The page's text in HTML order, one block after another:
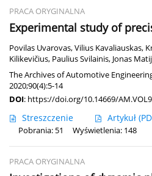
PRACA ORYGINALNA
Experimental study of
Povilas Uvarovas,Vilius Kavaliauskas,
Kilikevičius, Paulius Svilainis, Jonas
The Archives of Automotive
2020;90(4):5-14
DOI: https://doi.org/10.14669/
Streszczenie Artykuł
Pobrania: 51
Wyświetlenia: 148
PRACA ORYGINALNA